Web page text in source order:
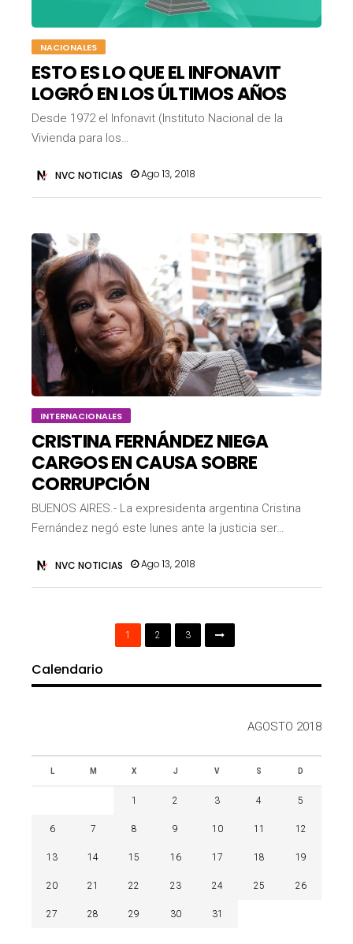
NACIONALES
ESTO ES LO QUE EL INFONAVIT
LOGRÓ EN LOS ÚLTIMOS AÑOS
Desde 1972 el Infonavit (Instituto Nacional de la
Vivienda para los…
NVC NOTICIAS Ago 13, 2018
INTERNACIONALES
CRISTINA FERNÁNDEZ NIEGA
CARGOS EN CAUSA SOBRE
CORRUPCIÓN
BUENOS AIRES.- La expresidenta argentina Cristina
Fernández negó este lunes ante la justicia ser…
NVC NOTICIAS Ago 13, 2018
1 2 3
Calendario
AGOSTO 2018
L M X J V S D
1 2 3 4 5
6 7 8 9 10 11 12
13 14 15 16 17 18 19
20 21 22 23 24 25 26
27 28 29 30 31